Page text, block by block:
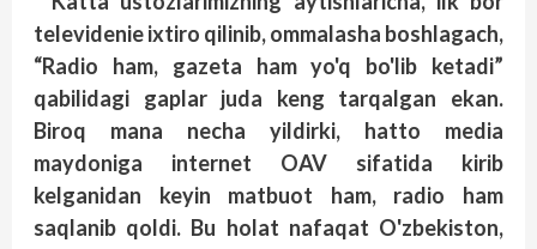
televidenie ixtiro qilinib, ommalasha boshlagach,
“Radio ham, gazeta ham yo'q bo'lib ketadi”
qabilidagi gaplar juda keng tarqalgan ekan.
Biroq mana necha yildirki, hatto media
maydoniga internet OAV sifatida kirib
kelganidan keyin matbuot ham, radio ham
saqlanib qoldi. Bu holat nafaqat O'zbekis­ton,